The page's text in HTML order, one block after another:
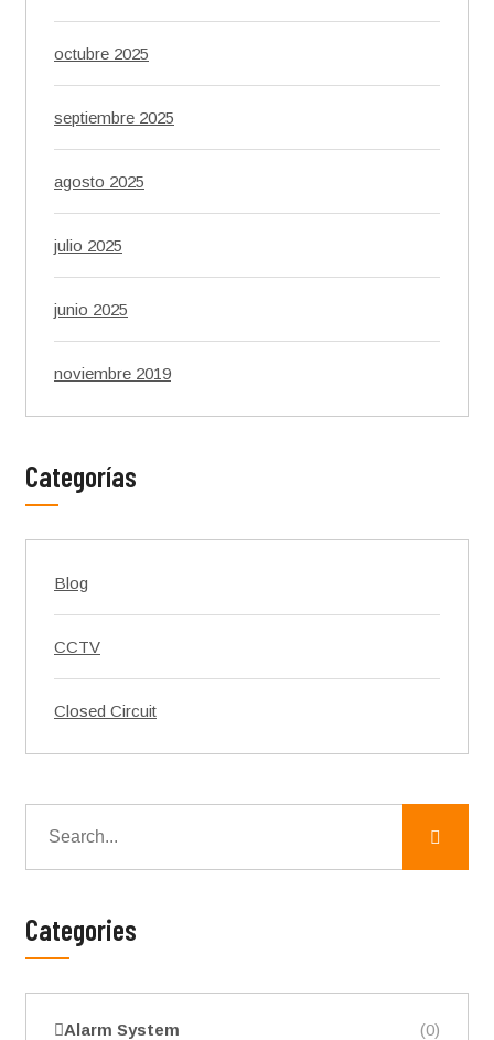
octubre 2025
septiembre 2025
agosto 2025
julio 2025
junio 2025
noviembre 2019
Categorías
Blog
CCTV
Closed Circuit
Categories
Alarm System (0)